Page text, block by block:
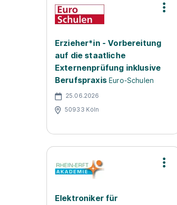
Erzieher*in - Vorbereitung
auf die staatliche
Externenprüfung inklusive
Berufspraxis Euro-Schulen
25.06.2026
50933 Köln
Elektroniker für